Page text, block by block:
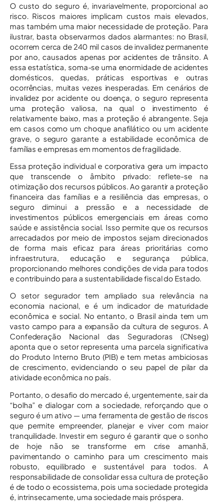
O custo do seguro é, invariavelmente, proporcional ao
risco. Riscos maiores implicam custos mais elevados,
mas também uma maior necessidade de proteção. Para
ilustrar, basta observarmos dados alarmantes: no Brasil,
ocorrem cerca de 240 mil casos de invalidez permanente
por ano, causados apenas por acidentes de trânsito. A
essa estatística, soma-se uma enormidade de acidentes
domésticos, quedas, práticas esportivas e outras
ocorrências, muitas vezes inesperadas. Em cenários de
invalidez por acidente ou doença, o seguro representa
uma proteção valiosa, na qual o investimento é
relativamente baixo, mas a proteção é abrangente. Seja
em casos como um choque anafilático ou um acidente
grave, o seguro garante a estabilidade econômica de
famílias e empresas em momentos de fragilidade.
Essa proteção individual e corporativa gera um impacto
que transcende o âmbito privado: reflete-se na
otimização dos recursos públicos. Ao garantir a proteção
financeira das famílias e a resiliência das empresas, o
seguro diminui a pressão e a necessidade de
investimentos públicos emergenciais em áreas como
saúde e assistência social. Isso permite que os recursos
arrecadados por meio de impostos sejam direcionados
de forma mais eficaz para áreas prioritárias como
infraestrutura, educação e segurança pública,
proporcionando melhores condições de vida para todos
e contribuindo para a sustentabilidade fiscal do Estado.
O setor segurador tem ampliado sua relevância na
economia nacional, e é um indicador de maturidade
econômica e social. No entanto, o Brasil ainda tem um
vasto campo para a expansão da cultura de seguros. A
Confederação Nacional das Seguradoras (CNseg)
aponta que o setor representa uma parcela significativa
do Produto Interno Bruto (PIB) e tem metas ambiciosas
de crescimento, evidenciando o seu papel de pilar da
atividade econômica no país.
Portanto, o desafio do mercado é, urgentemente, sair da
“bolha” e dialogar com a sociedade, reforçando que o
seguro é um ativo — uma ferramenta de gestão de riscos
que permite empreender, planejar e viver com maior
tranquilidade. Investir em seguro é garantir que o sonho
de hoje não se transforme em crise amanhã,
pavimentando o caminho para um crescimento mais
robusto, equilibrado e sustentável para todos. A
responsabilidade de consolidar essa cultura de proteção
é de todo o ecossistema, pois uma sociedade protegida
é, intrinsecamente, uma sociedade mais próspera.